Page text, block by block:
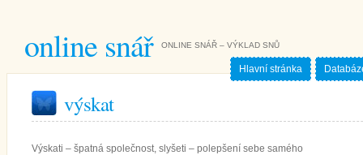
online snář ONLINE SNÁŘ – VÝKLAD SNŮ
Hlavní stránka
výskat
Výskati – špatná společnost, slyšeti – polepšení sebe samého